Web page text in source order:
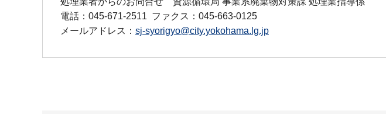
電話：045-671-2511 ファクス：045-663-0125
メールアドレス： sj-syorigyo@city.yokohama.lg.jp